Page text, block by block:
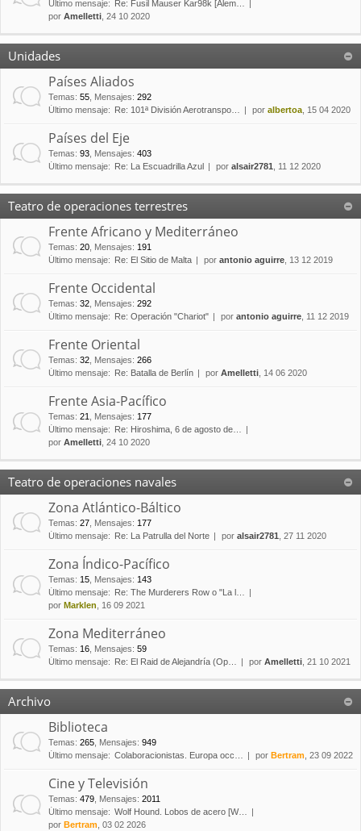
Último mensaje:
Re: Fusil Mauser Kar98k [Alem…
por Amelletti , 24 10 2020
Unidades
Países Aliados
Temas: 55 Mensajes: 292
Último mensaje:
Re: 101ª División Aerotranspo… por albertoa , 15 04 2020
Países del Eje
Temas: 93 Mensajes: 403
Último mensaje:
Re: La Escuadrilla Azul por alsair2781 , 11 12 2020
Teatro de operaciones terrestres
Frente Africano y Mediterráneo
Temas: 20 Mensajes: 191
Último mensaje:
Re: El Sitio de Malta por antonio aguirre , 13 12 2019
Frente Occidental
Temas: 32 Mensajes: 292
Último mensaje:
Re: Operación "Chariot" por antonio aguirre , 11 12 2019
Frente Oriental
Temas: 32 Mensajes: 266
Último mensaje:
Re: Batalla de Berlín por Amelletti , 14 06 2020
Frente Asia-Pacífico
Temas: 21 Mensajes: 177
Último mensaje:
Re: Hiroshima, 6 de agosto de…
por Amelletti , 24 10 2020
Teatro de operaciones navales
Zona Atlántico-Báltico
Temas: 27 Mensajes: 177
Último mensaje:
Re: La Patrulla del Norte por alsair2781 , 27 11 2020
Zona Índico-Pacífico
Temas: 15 Mensajes: 143
Último mensaje:
Re: The Murderers Row o "La l…
por Marklen , 16 09 2021
Zona Mediterráneo
Temas: 16 Mensajes: 59
Último mensaje:
Re: El Raid de Alejandría (Op… por Amelletti , 21 10 2021
Archivo
Biblioteca
Temas: 265 Mensajes: 949
Último mensaje: Colaboracionistas. Europa occ… por Bertram , 23 09 2022
Cine y Televisión
Temas: 479 Mensajes: 2011
Último mensaje: Wolf Hound. Lobos de acero [W…
por Bertram , 03 02 2026